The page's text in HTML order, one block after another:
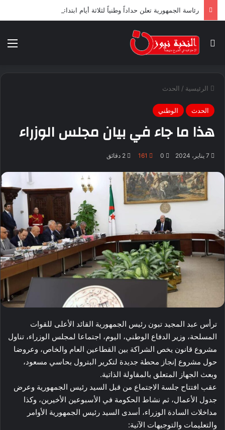
رئاسة الجمهورية تعلن حداداً وطنياً لثلاثة أيام ابتداء من اليوم
بحث عن
الرئيسية / الحدث
الحدث الوطني
هذا ما جاء في بيان مجلس الوزراء
7 يناير، 2024 0
161
ترأس عبد المجيد تبون رئيس الجمهورية القائد الأعلى للقوات
المسلحة، وزير الدفاع الوطني، اليوم، اجتماعا لمجلس الوزراء، تناول
مشروع قانون يخص الشراكة بين القطاعين العام والخاص، وعروضا
حول مشروع إنجاز محطة جديدة لتكرير البترول بحاسي مسعود،
وبعث الجهاز المتعلق بالمقاولة الذاتية.
عقب افتتاح جلسة الاجتماع من قبل السيد رئيس الجمهورية وعرض
جدول الأعمال، ثم نشاط الحكومة في الأسبوعين الأخيرين، وكذا
مداخلات السادة الوزراء، أسدى السيد رئيس الجمهورية الأوامر
والتعليمات والتوجيهات الآتية: